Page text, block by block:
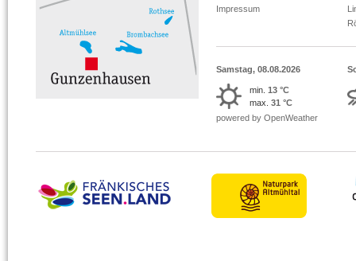
Impressum
Samstag, 08.08.2026
min. 13 °C
max. 31 °C
powered by OpenWeather